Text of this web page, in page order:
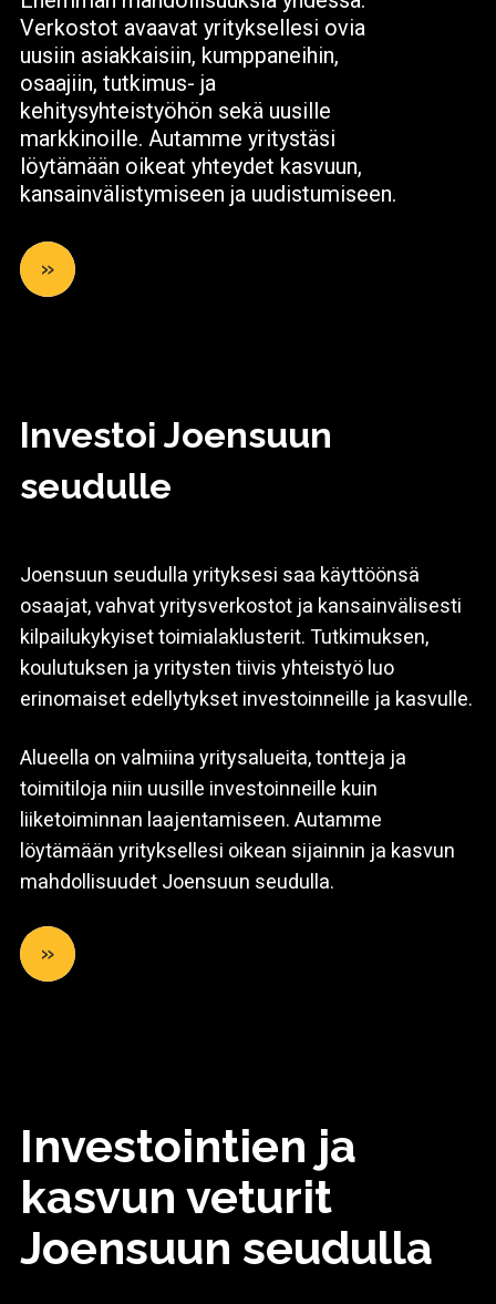
Verkostot avaavat yrityksellesi ovia
uusiin asiakkaisiin, kumppaneihin,
osaajiin, tutkimus- ja
kehitysyhteistyöhön sekä uusille
markkinoille. Autamme yritystäsi
löytämään oikeat yhteydet kasvuun,
kansainvälistymiseen ja uudistumiseen.
»
Investoi Joensuun
seudulle
Joensuun seudulla yrityksesi saa käyttöönsä
osaajat, vahvat yritysverkostot ja kansainvälisesti
kilpailukykyiset toimialaklusterit. Tutkimuksen,
koulutuksen ja yritysten tiivis yhteistyö luo
erinomaiset edellytykset investoinneille ja kasvulle.
Alueella on valmiina yritysalueita, tontteja ja
toimitiloja niin uusille investoinneille kuin
liiketoiminnan laajentamiseen. Autamme
löytämään yrityksellesi oikean sijainnin ja kasvun
mahdollisuudet Joensuun seudulla.
»
Investointien ja
kasvun veturit
Joensuun seudulla